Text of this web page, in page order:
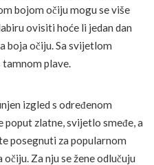
bojom očiju mogu se više
ovisiti hoće li jedan dan
boja očiju. Sa svijetlom
tamnom plave.
izgled s određenom
zlatne, svijetlo smeđe, a
posegnuti za popularnom
Za nju se žene odlučuju